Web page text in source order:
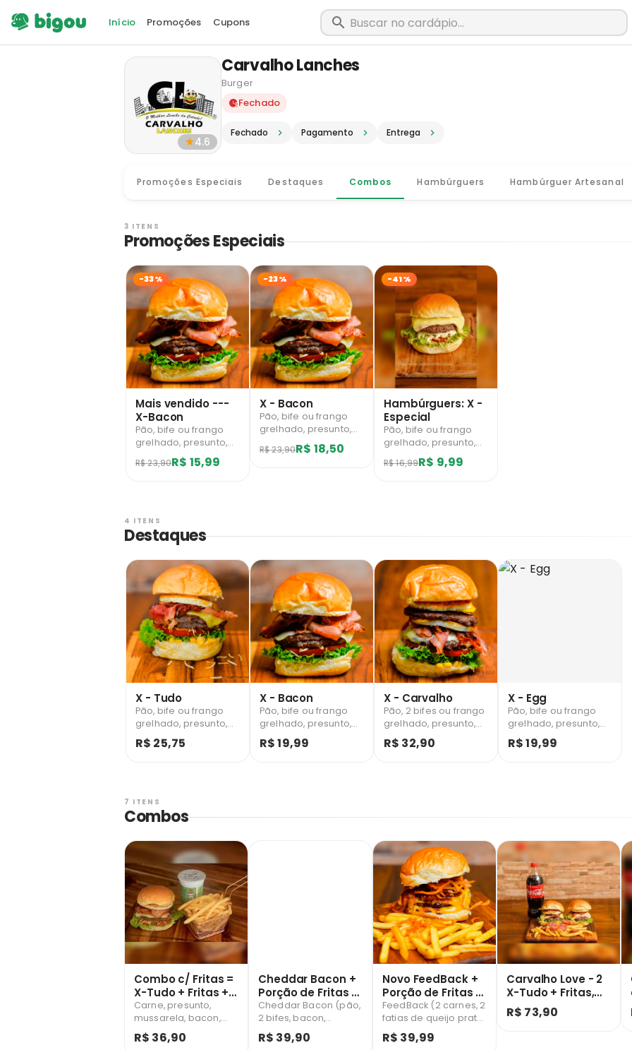
Início Promoções Cupons
4.6
Carvalho Lanches
Burger
Delivery em Além Paraíba - MG · Pediu,
Fechado
Fechado Pagamento Entrega
Promoções Especiais Destaques Combos Hambúrguers Hambúrguer Artesanal
3 ITENS
Promoções Especiais
-33%
Mais vendido ---
X-Bacon
Pão, bife ou frango
grelhado, presunto,
mussarela, bacon,
salada e batata
R$ 23,90R$ 15,99
-23%
X - Bacon
Pão, bife ou frango
grelhado, presunto,
mussarela, bacon,
salada e batata
R$ 23,90R$ 18,50
-41%
Hambúrguers: X -
Especial
Pão, bife ou frango
grelhado, presunto,
mussarela, salada e
batata palha.
R$ 16,99R$ 9,99
4 ITENS
Destaques
X - Tudo
Pão, bife ou frango
grelhado, presunto,
mussarela, bacon,
ovo, salada, milho
R$ 25,75
X - Bacon
Pão, bife ou frango
grelhado, presunto,
mussarela, bacon,
salada e batata
R$ 19,99
X - Carvalho
Pão, 2 bifes ou frango
grelhado, presunto,
mussarela, bacon, 2
ovos, salada, milho
R$ 32,90
X - Egg
Pão, bife ou frango
grelhado, presunto,
mussarela, ovo,
salada e batata
R$ 19,99
7 ITENS
Combos
Combo c/ Fritas =
X-Tudo + Fritas +
Guaraí
Carne, presunto,
mussarela, bacon,
ovo, milho verde,
salada e batata
R$ 36,90
Cheddar Bacon +
Porção de Fritas +
Guaraná
Antarctica 237ml
Cheddar Bacon (pão,
2 bifes, bacon,
cheddar e batata
palha); + Porção de
R$ 39,90
Novo FeedBack +
Porção de Fritas +
Coca Cola 310ml
FeedBack (2 carnes, 2
fatias de queijo prato,
bacon, molho
barbecue e cebola
R$ 39,99
Carvalho Love - 2
X-Tudo + Fritas,
Calabresa
Acompanha Uma
R$ 73,90